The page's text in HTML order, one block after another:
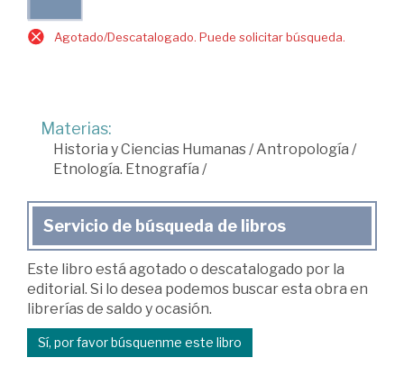
Agotado/Descatalogado. Puede solicitar búsqueda.
Materias:
Historia y Ciencias Humanas/Antropología /
Etnología. Etnografía /
Servicio de búsqueda de libros
Este libro está agotado o descatalogado por la
editorial. Si lo desea podemos buscar esta obra en
librerías de saldo y ocasión.
Sí, por favor búsquenme este libro